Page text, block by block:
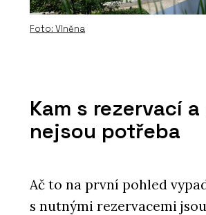
Foto: Vlněna
Kam s rezervací a
nejsou potřeba
Ač to na první pohled
s nutnými rezervacemi jsou